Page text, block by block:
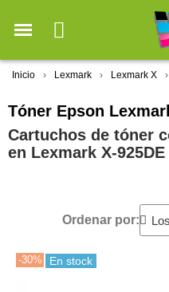
Inicio Lexmark Lexmark X
Tóner Epson
Cartuchos de tóner
en Lexmark X-925DE
Ordenar por:
-30% En stock